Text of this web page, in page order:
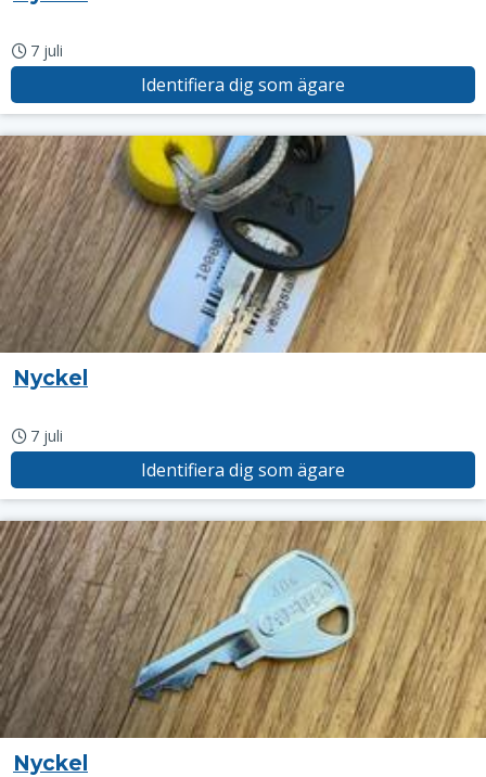
7 juli
Identifiera dig som ägare
Nyckel
7 juli
Identifiera dig som ägare
Nyckel